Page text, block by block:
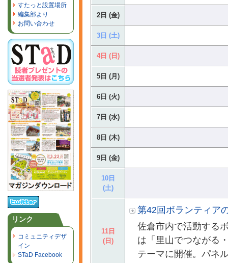
2日 (金)
3日 (土)
4日 (日)
5日 (月)
6日 (火)
7日 (水)
8日 (木)
9日 (金)
10日
(土)
11日
(日)
第42回ボランティア
佐倉市内で活動する
は「里山でつながる
テーマに開催。パネ
すたっと設置場所
編集部より
お問い合わせ
リンク
コミュニティデザ
イン
STaD Facebook